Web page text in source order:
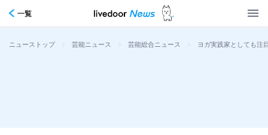
一覧
ニューストップ > 芸能ニュース > 芸能総合ニュース > ヨガ実践家としても注